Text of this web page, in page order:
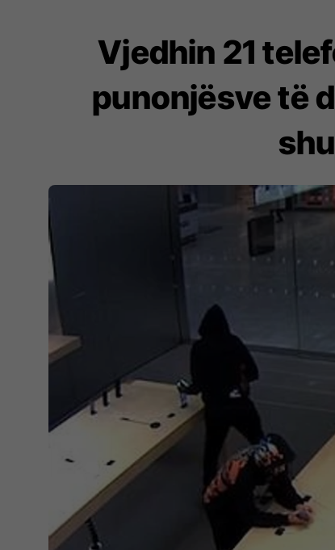
Vjedhin 21
punonjësve të